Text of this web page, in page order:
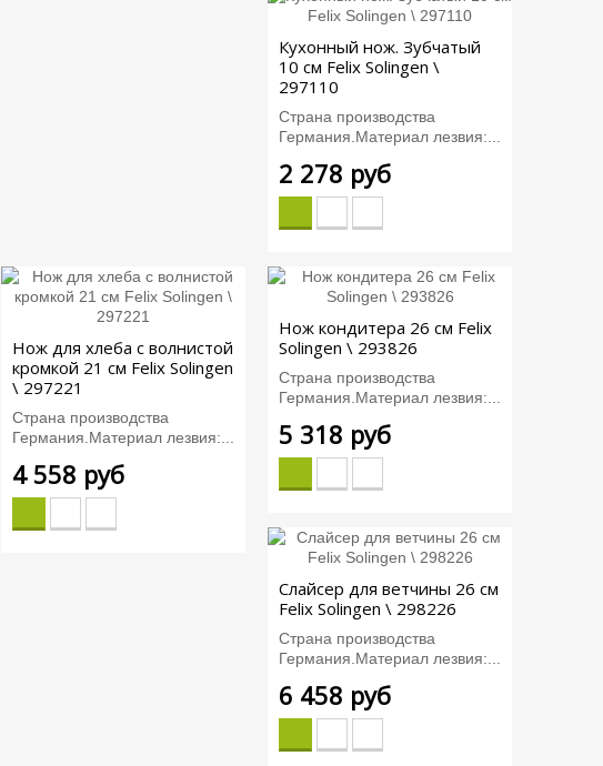
Кухонный нож. Зубчатый
10 см Felix Solingen \
297110
Страна производства
Германия.Материал лезвия:...
2 278 руб
Нож для хлеба с волнистой
кромкой 21 см Felix Solingen
\ 297221
Страна производства
Германия.Материал лезвия:...
4 558 руб
Нож кондитера 26 см Felix
Solingen \ 293826
Страна производства
Германия.Материал лезвия:...
5 318 руб
Слайсер для ветчины 26 см
Felix Solingen \ 298226
Страна производства
Германия.Материал лезвия:...
6 458 руб